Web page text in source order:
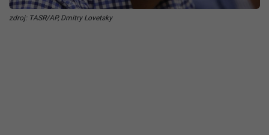
zdroj: TASR/AP, Dmitry Lovetsky